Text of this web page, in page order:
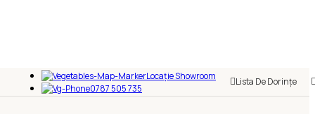
Locație Showroom
0787 505 735
Lista De Dorințe